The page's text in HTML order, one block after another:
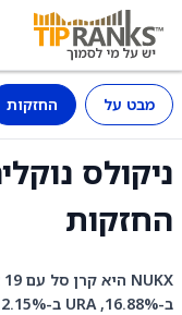
מבט על החזקות
החזקות